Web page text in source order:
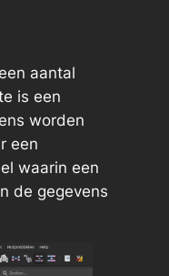
aantal
is een
worden
een
waarin een
de gegevens